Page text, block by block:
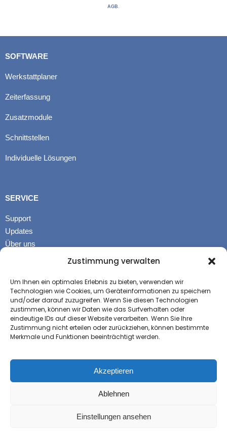
Zustimmung verwalten
Um Ihnen ein optimales Erlebnis zu bieten, verwenden wir
Technologien wie Cookies, um Geräteinformationen zu speichern
und/oder darauf zuzugreifen. Wenn Sie diesen Technologien
zustimmen, können wir Daten wie das Surfverhalten oder
eindeutige IDs auf dieser Website verarbeiten. Wenn Sie Ihre
Zustimmung nicht erteilen oder zurückziehen, können bestimmte
Merkmale und Funktionen beeinträchtigt werden.
Akzeptieren
Ablehnen
Einstellungen ansehen
AGB
SOFTWARE
Werkstattplaner
Zeiterfassung
Zusatzmodule
Schnittstellen
Individuelle Lösungen
SERVICE
Support
Updates
Über uns
KONTAKT
A&G Computer
Planckstr. 4
39104 Magdeburg / Germany
Mail:info@werkstattplaner.eu
© 2026 A&G Computer